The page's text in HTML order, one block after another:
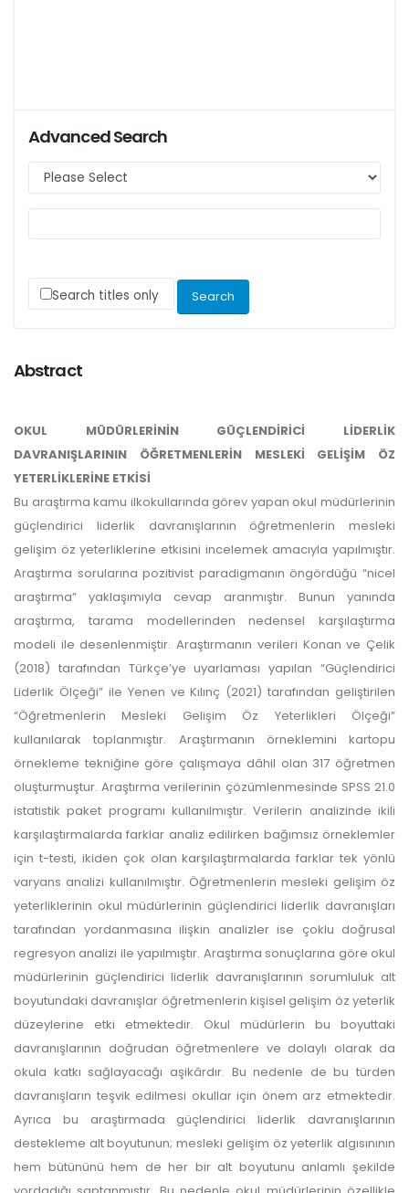
Advanced Search
Search titles only
Abstract
OKUL MÜDÜRLERİNİN GÜÇLENDİRİCİ LİDERLİK
DAVRANIŞLARININ ÖĞRETMENLERİN MESLEKİ GELİŞİM ÖZ
YETERLİKLERİNE ETKİSİ
Bu araştırma kamu ilkokullarında görev yapan okul müdürlerinin
güçlendirici liderlik davranışlarının öğretmenlerin mesleki
gelişim öz yeterliklerine etkisini incelemek amacıyla yapılmıştır.
Araştırma sorularına pozitivist paradigmanın öngördüğü “nicel
araştırma” yaklaşımıyla cevap aranmıştır. Bunun yanında
araştırma, tarama modellerinden nedensel karşılaştırma
modeli ile desenlenmiştir. Araştırmanın verileri Konan ve Çelik
(2018) tarafından Türkçe’ye uyarlaması yapılan “Güçlendirici
Liderlik Ölçeği” ile Yenen ve Kılınç (2021) tarafından geliştirilen
“Öğretmenlerin Mesleki Gelişim Öz Yeterlikleri Ölçeği”
kullanılarak toplanmıştır. Araştırmanın örneklemini kartopu
örnekleme tekniğine göre çalışmaya dâhil olan 317 öğretmen
oluşturmuştur. Araştırma verilerinin çözümlenmesinde SPSS 21.0
istatistik paket programı kullanılmıştır. Verilerin analizinde ikili
karşılaştırmalarda farklar analiz edilirken bağımsız örneklemler
için t-testi, ikiden çok olan karşılaştırmalarda farklar tek yönlü
varyans analizi kullanılmıştır. Öğretmenlerin mesleki gelişim öz
yeterliklerinin okul müdürlerinin güçlendirici liderlik davranışları
tarafından yordanmasına ilişkin analizler ise çoklu doğrusal
regresyon analizi ile yapılmıştır. Araştırma sonuçlarına göre okul
müdürlerinin güçlendirici liderlik davranışlarının sorumluluk alt
boyutundaki davranışlar öğretmenlerin kişisel gelişim öz yeterlik
düzeylerine etki etmektedir. Okul müdürlerin bu boyuttaki
davranışlarının doğrudan öğretmenlere ve dolaylı olarak da
okula katkı sağlayacağı aşikârdır. Bu nedenle de bu türden
davranışların teşvik edilmesi okullar için önem arz etmektedir.
Ayrıca bu araştırmada güçlendirici liderlik davranışlarının
destekleme alt boyutunun; mesleki gelişim öz yeterlik algısınının
hem bütününü hem de her bir alt boyutunu anlamlı şekilde